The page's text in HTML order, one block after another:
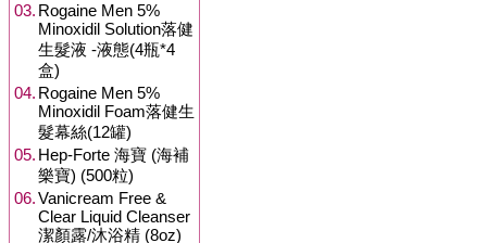
03. Rogaine Men 5%
Minoxidil Solution落健
生髮液 -液態(4瓶*4
盒)
04. Rogaine Men 5%
Minoxidil Foam落健生
髮幕絲(12罐)
05. Hep-Forte 海寶 (海補
樂寶) (500粒)
06.Vanicream Free &
Clear Liquid Cleanser
潔顏露/沐浴精 (8oz)